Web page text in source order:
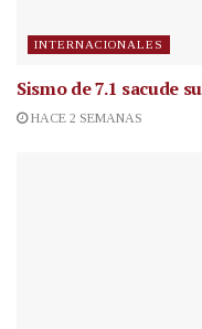
INTERNACIONALES
Sismo de 7.1 sacude
HACE 2 SEMANAS